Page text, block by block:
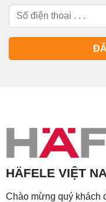
HÄFELE VIỆT
Chào mừng quý khách